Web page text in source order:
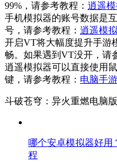
99%，请参考教程： 逍遥
手机模拟器的账号数据是
号，请参考教程： 逍遥模
开启VT将大幅度提升手游
畅。如果遇到VT没开，请
逍遥模拟器可以直接使用
键，请参考教程： 电脑手
斗破苍穹：异火重燃电
哪个安卓模拟器好用
程